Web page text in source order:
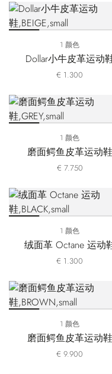
1 颜色
Dollar小牛皮革运动
€ 1.300
1 颜色
磨面鳄鱼皮革运动鞋
€ 7.750
1 颜色
绒面革 Octane 运动
€ 1.300
1 颜色
磨面鳄鱼皮革运动鞋
€ 9.900